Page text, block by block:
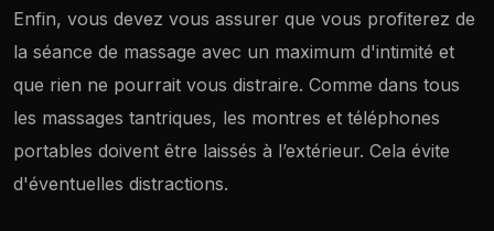
Enfin, vous devez vous assurer que vous profiterez de
la séance de massage avec un maximum d'intimité et
que rien ne pourrait vous distraire. Comme dans tous
les massages tantriques, les montres et téléphones
portables doivent être laissés à l’extérieur. Cela évite
d'éventuelles distractions.